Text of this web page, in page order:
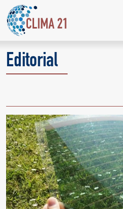
Editorial